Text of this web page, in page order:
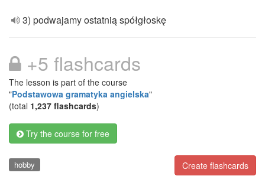
3) podwajamy ostatnią spółgłoskę
+5 flashcards
The lesson is part of the course
"Podstawowa gramatyka angielska"
(total 1,237 flashcards)
Try the course for free
Create flashcards
hobby